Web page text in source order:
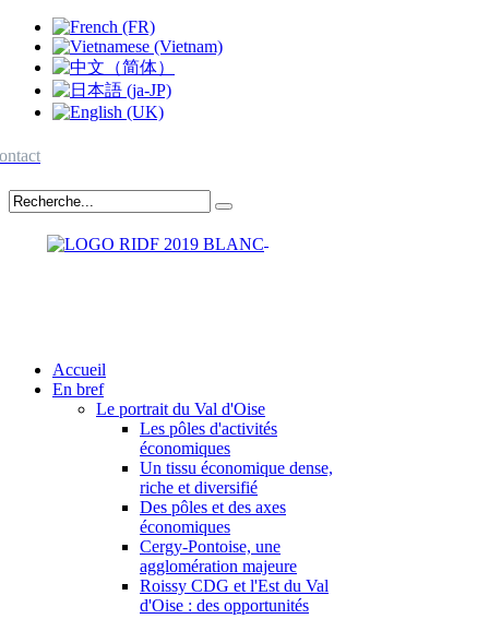
Accueil
En bref
Le portrait du Val d'Oise
Les pôles d'activités
économiques
Un tissu économique dense,
riche et diversifié
Des pôles et des axes
économiques
Cergy-Pontoise, une
agglomération majeure
Roissy CDG et l'Est du Val
d'Oise : des opportunités